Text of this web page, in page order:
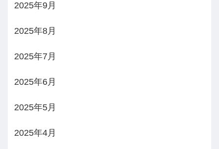
2025年9月
2025年8月
2025年7月
2025年6月
2025年5月
2025年4月